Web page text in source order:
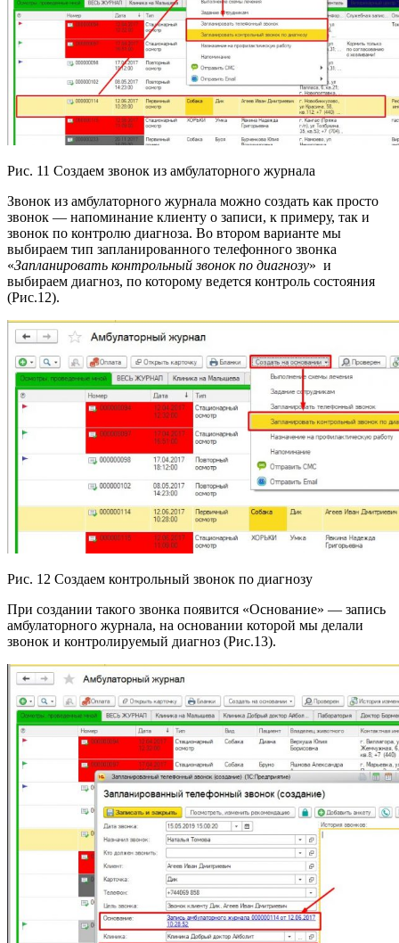
Рис. 11 Создаем звонок из амбулаторного журнала
Звонок из амбулаторного журнала можно создать как просто
звонок — напоминание клиенту о записи, к примеру, так и
звонок по контролю диагноза. Во втором варианте мы
выбираем тип запланированного телефонного звонка
«Запланировать контрольный звонок по диагнозу» и
выбираем диагноз, по которому ведется контроль состояния
(Рис.12).
Рис. 12 Создаем контрольный звонок по диагнозу
При создании такого звонка появится «Основание» — запись
амбулаторного журнала, на основании которой мы делали
звонок и контролируемый диагноз (Рис.13).